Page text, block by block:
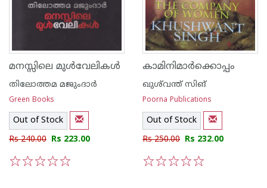
മനസ്സിലെ മുള്‍വേലികള്‍
തിലോത്തമ മജുംദാര്‍
Green Books
Out of Stock
Rs 240.00 Rs 223.00
കാമിനിമാര്‍ക്കൊപ്പം
ഖുശ്‌വന്ത് സിങ്
Poorna Publications
Out of Stock
Rs 250.00 Rs 232.00